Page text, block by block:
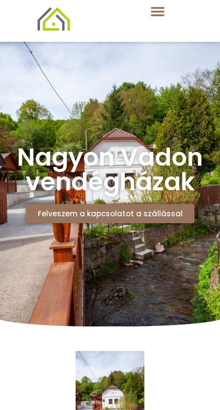
Nagyon Vadon
vendégházak
Felveszem a kapcsolatot a szállással